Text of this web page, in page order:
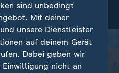
sind unbedingt
Mit deiner
unsere Dienstleister
auf deinem Gerät
Dabei geben wir
Einwilligung nicht an